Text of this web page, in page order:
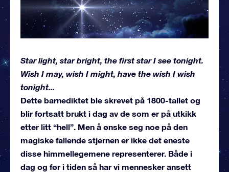
Star light, star bright, the first star I see tonight.
Wish I may, wish I might, have the wish I wish
tonight...
Dette barnediktet ble skrevet på 1800-tallet og
blir fortsatt brukt i dag av de som er på utkikk
etter litt “hell”. Men å ønske seg noe på den
magiske fallende stjernen er ikke det eneste
disse himmellegemene representerer. Både i
dag og før i tiden så har vi mennesker ansett